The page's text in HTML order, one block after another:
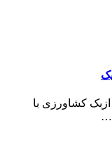
کشاورزی با
…